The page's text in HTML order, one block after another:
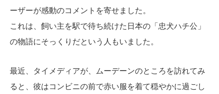
ーザーが感動のコメントを寄せました。
これは、飼い主を駅で待ち続けた日本の「忠犬ハチ公」
の物語にそっくりだという人もいました。
最近、タイメディアが、ムーデーンのところを訪れてみ
ると、彼はコンビニの前で赤い服を着て穏やかに過ごし